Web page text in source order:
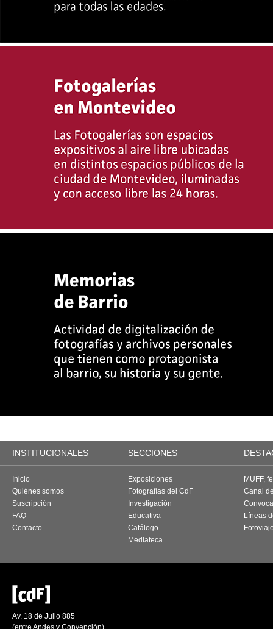
INSTITUCIONALES SECCIONES
Inicio
Quiénes somos
Suscripción
FAQ
Contacto
Exposiciones
Fotografías del CdF
Investigación
Educativa
Catálogo
Mediateca
MUFF,
Canal
Líneas
Av. 18 de Julio 885
(entre Andes y Convención)